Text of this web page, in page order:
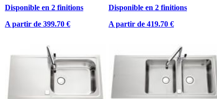
Disponible en 2 finitions
A partir de 399.70 €
Disponible en 2 finitions
A partir de 419.70 €